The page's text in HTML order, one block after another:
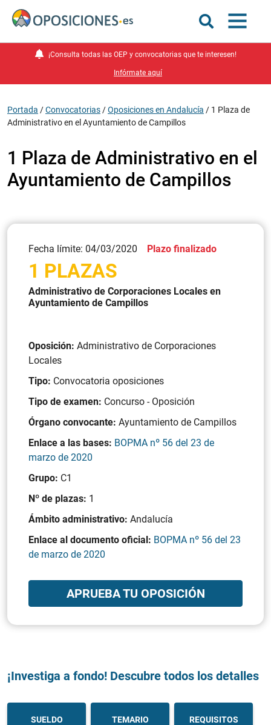
¡Consulta todas las OEP y convocatorias que te interesen!
Infórmate aquí
Portada /Convocatorias /Oposiciones en Andalucía / 1 Plaza de
Administrativo en el Ayuntamiento de Campillos
1 Plaza de Administrativo en el
Ayuntamiento de Campillos
Fecha límite: 04/03/2020 Plazo finalizado
1 PLAZAS
Administrativo de Corporaciones Locales en
Ayuntamiento de Campillos
Oposición: Administrativo de Corporaciones
Locales
Tipo: Convocatoria oposiciones
Tipo de examen: Concurso - Oposición
Órgano convocante: Ayuntamiento de Campillos
Enlace a las bases: BOPMA nº 56 del 23 de
marzo de 2020
Grupo: C1
Nº de plazas: 1
Ámbito administrativo: Andalucía
Enlace al documento oficial: BOPMA nº 56 del 23
de marzo de 2020
APRUEBA TU OPOSICIÓN
¡Investiga a fondo! Descubre todos los detalles
SUELDO TEMARIO REQUISITOS